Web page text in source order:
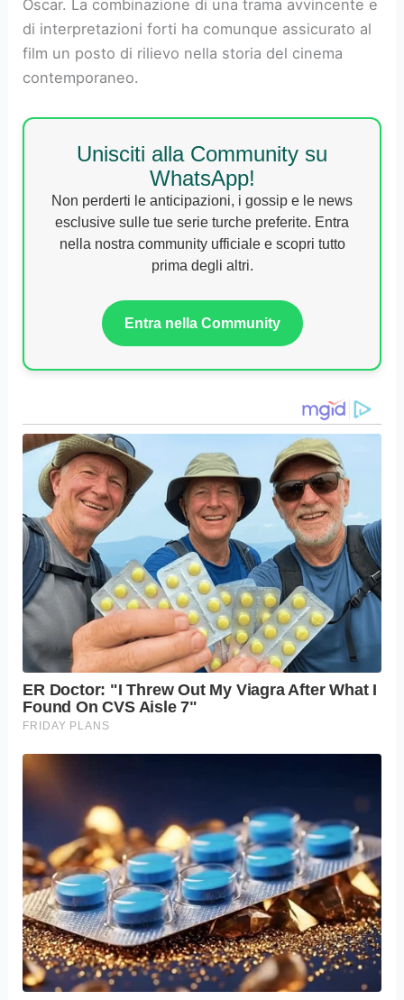
Oscar. La combinazione di una trama avvincente e
di interpretazioni forti ha comunque assicurato al
film un posto di rilievo nella storia del cinema
contemporaneo.
Unisciti alla Community su
WhatsApp!
Non perderti le anticipazioni, i gossip e le news
esclusive sulle tue serie turche preferite. Entra
nella nostra community ufficiale e scopri tutto
prima degli altri.
Entra nella Community